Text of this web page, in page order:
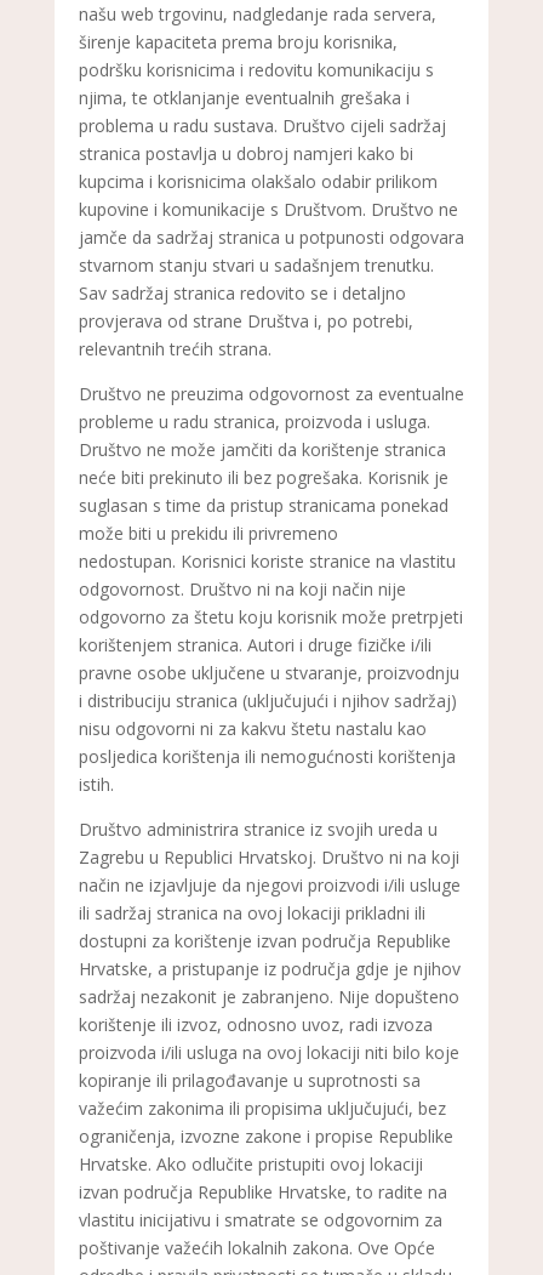
našu web trgovinu, nadgledanje rada servera,
širenje kapaciteta prema broju korisnika,
podršku korisnicima i redovitu komunikaciju s
njima, te otklanjanje eventualnih grešaka i
problema u radu sustava. Društvo cijeli sadržaj
stranica postavlja u dobroj namjeri kako bi
kupcima i korisnicima olakšalo odabir prilikom
kupovine i komunikacije s Društvom. Društvo ne
jamče da sadržaj stranica u potpunosti odgovara
stvarnom stanju stvari u sadašnjem trenutku.
Sav sadržaj stranica redovito se i detaljno
provjerava od strane Društva i, po potrebi,
relevantnih trećih strana.
Društvo ne preuzima odgovornost za eventualne
probleme u radu stranica, proizvoda i usluga.
Društvo ne može jamčiti da korištenje stranica
neće biti prekinuto ili bez pogrešaka. Korisnik je
suglasan s time da pristup stranicama ponekad
može biti u prekidu ili privremeno
nedostupan. Korisnici koriste stranice na vlastitu
odgovornost. Društvo ni na koji način nije
odgovorno za štetu koju korisnik može pretrpjeti
korištenjem stranica. Autori i druge fizičke i/ili
pravne osobe uključene u stvaranje, proizvodnju
i distribuciju stranica (uključujući i njihov sadržaj)
nisu odgovorni ni za kakvu štetu nastalu kao
posljedica korištenja ili nemogućnosti korištenja
istih.
Društvo administrira stranice iz svojih ureda u
Zagrebu u Republici Hrvatskoj. Društvo ni na koji
način ne izjavljuje da njegovi proizvodi i/ili usluge
ili sadržaj stranica na ovoj lokaciji prikladni ili
dostupni za korištenje izvan područja Republike
Hrvatske, a pristupanje iz područja gdje je njihov
sadržaj nezakonit je zabranjeno. Nije dopušteno
korištenje ili izvoz, odnosno uvoz, radi izvoza
proizvoda i/ili usluga na ovoj lokaciji niti bilo koje
kopiranje ili prilagođavanje u suprotnosti sa
važećim zakonima ili propisima uključujući, bez
ograničenja, izvozne zakone i propise Republike
Hrvatske. Ako odlučite pristupiti ovoj lokaciji
izvan područja Republike Hrvatske, to radite na
vlastitu inicijativu i smatrate se odgovornim za
poštivanje važećih lokalnih zakona. Ove Opće